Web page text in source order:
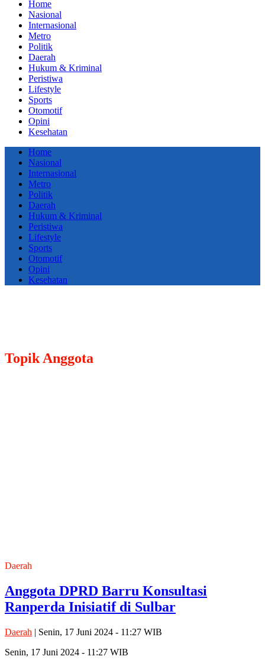
Home
Nasional
Internasional
Metro
Politik
Daerah
Hukum & Kriminal
Peristiwa
Lifestyle
Sports
Otomotif
Opini
Kesehatan
Home
Nasional
Internasional
Metro
Politik
Daerah
Hukum & Kriminal
Peristiwa
Lifestyle
Sports
Otomotif
Opini
Kesehatan
Topik Anggota
Daerah
Anggota DPRD Barru Konsultasi
Ranperda Inisiatif di Sulbar
Daerah | Senin, 17 Juni 2024 - 11:27 WIB
Senin, 17 Juni 2024 - 11:27 WIB